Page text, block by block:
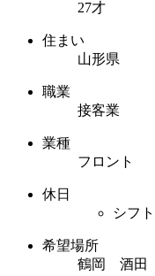
27才
住まい
山形県
職業
接客業
業種
フロント
休日
シフ
希望場所
鶴岡 酒田